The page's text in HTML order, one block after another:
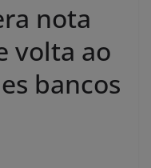
nota
volta ao
bancos